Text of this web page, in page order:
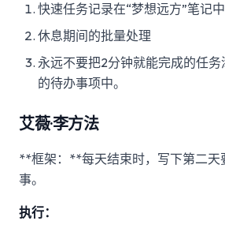
快速任务记录在“梦想远方”笔记中
休息期间的批量处理
永远不要把2分钟就能完成的任
的待办事项中。
艾薇·李方法
**框架：**每天结束时，写下第二天
事。
执行：